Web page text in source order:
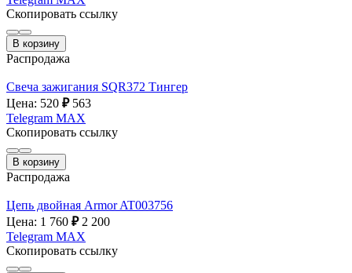
Скопировать ссылку
В корзину
Распродажа
Свеча зажигания SQR372 Тингер
Цена: 520 ₽ 563
Telegram MAX
Скопировать ссылку
В корзину
Распродажа
Цепь двойная Armor AT003756
Цена: 1 760 ₽ 2 200
Telegram MAX
Скопировать ссылку